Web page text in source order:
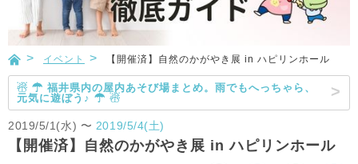
イベント 【開催済】自然のかがやき展 in ハピリンホール
☃ ☂ 福井県内の屋内あそび場まとめ。雨でもへっちゃら、
元気に遊ぼう♪ ☂ ☃
2019/5/1(水) 〜 2019/5/4(土)
【開催済】自然のかがやき展 in ハピリンホール